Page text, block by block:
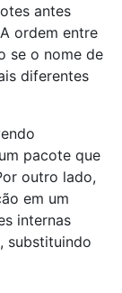
antes
ordem entre
se o nome de
diferentes
pacote que
outro lado,
em um
internas
substituindo